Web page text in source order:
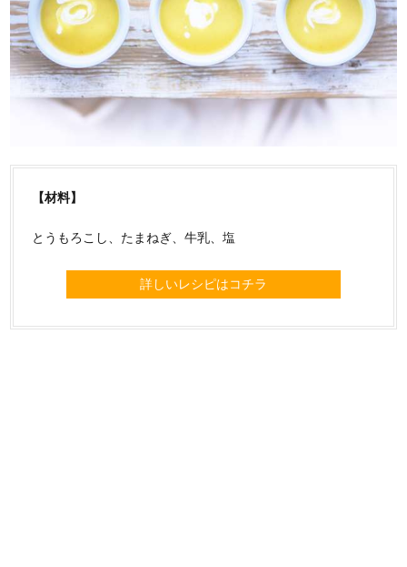
【材料】
とうもろこし、たまねぎ、牛乳、塩
詳しいレシピはコチラ